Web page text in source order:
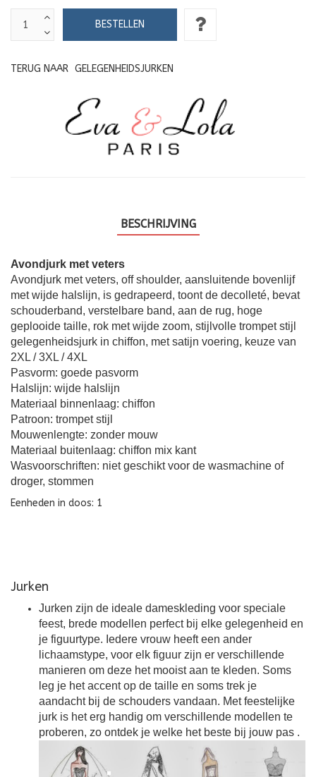
TERUG NAAR GELEGENHEIDSJURKEN
BESCHRIJVING
Avondjurk met veters
Avondjurk met veters, off shoulder, aansluitende bovenlijf
met wijde halslijn, is gedrapeerd, toont de decolleté, bevat
schouderband, verstelbare band, aan de rug, hoge
geplooide taille, rok met wijde zoom, stijlvolle trompet stijl
gelegenheidsjurk in chiffon, met satijn voering, keuze van
2XL / 3XL / 4XL
Pasvorm: goede pasvorm
Halslijn: wijde halslijn
Materiaal binnenlaag: chiffon
Patroon: trompet stijl
Mouwenlengte: zonder mouw
Materiaal buitenlaag: chiffon mix kant
Wasvoorschriften: niet geschikt voor de wasmachine of
droger, stommen
Eenheden in doos: 1
Jurken
Jurken zijn de ideale dameskleding voor speciale
feest, brede modellen perfect bij elke gelegenheid en
je figuurtype. Iedere vrouw heeft een ander
lichaamstype, voor elk figuur zijn er verschillende
manieren om deze het mooist aan te kleden. Soms
leg je het accent op de taille en soms trek je
aandacht bij de schouders vandaan. Met feestelijke
jurk is het erg handig om verschillende modellen te
proberen, zo ontdek je welke het beste bij jouw pas .